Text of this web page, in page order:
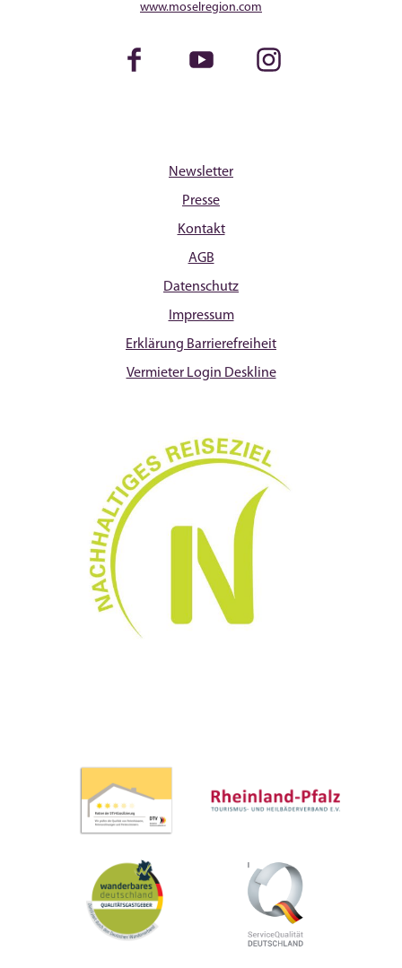
www.moselregion.com
Facebook Youtube Instagram
Newsletter
Presse
Kontakt
AGB
Datenschutz
Impressum
Erklärung Barrierefreiheit
Vermieter Login Deskline